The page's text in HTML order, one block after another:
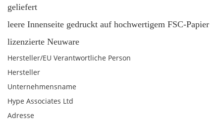
geliefert
leere Innenseite gedruckt auf hochwertigem FSC-Papier
lizenzierte Neuware
Hersteller/EU Verantwortliche Person
Hersteller
Unternehmensname
Hype Associates Ltd
Adresse